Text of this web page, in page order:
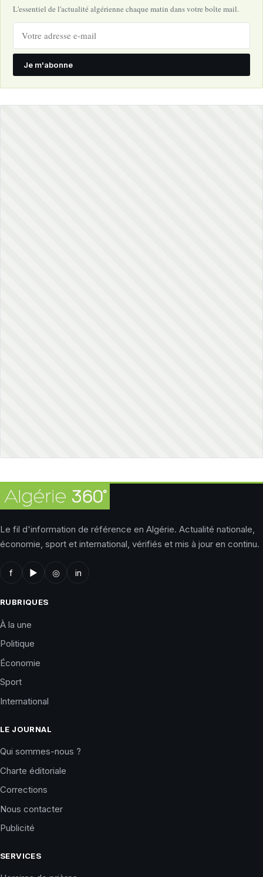
L'essentiel de l'actualité algérienne chaque matin dans votre boîte mail.
Je m'abonne
Le fil d'information de référence en Algérie. Actualité nationale,
économie, sport et international, vérifiés et mis à jour en continu.
f ▶ ◎ in
RUBRIQUES
À la une
Politique
Économie
Sport
International
LE JOURNAL
Qui sommes-nous ?
Charte éditoriale
Corrections
Nous contacter
Publicité
SERVICES